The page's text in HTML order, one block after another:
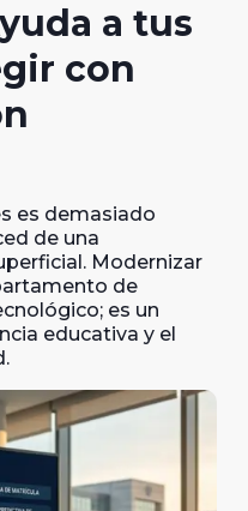
a tus
con
es demasiado
de una
Modernizar
de
es un
educativa y el